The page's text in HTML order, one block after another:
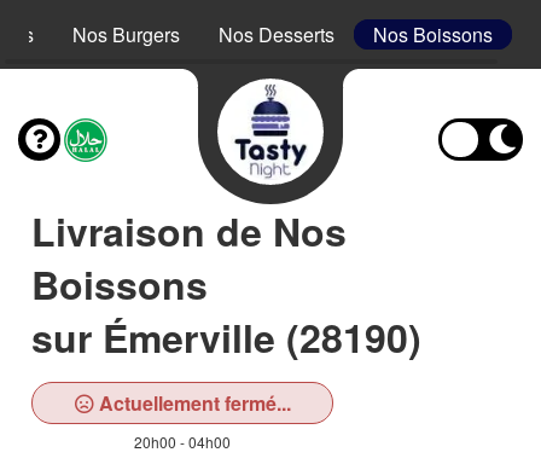
Nos Burgers Nos Desserts Nos Boissons
Livraison de Nos
Boissons
sur Émerville (28190)
Actuellement fermé...
20h00 - 04h00